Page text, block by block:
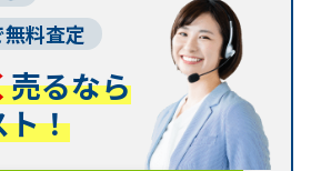
料査定
売るなら
ト！